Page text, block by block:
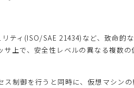
ティ(ISO/SAE 21434)など、致命的
上で、安全性レベルの異なる複数
制御を行うと同時に、仮想マシンの